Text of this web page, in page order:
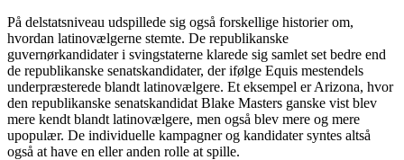
På delstatsniveau udspillede sig også forskellige historier om,
hvordan latinovælgerne stemte. De republikanske
guvernørkandidater i svingstaterne klarede sig samlet set bedre end
de republikanske senatskandidater, der ifølge Equis mestendels
underpræsterede blandt latinovælgere. Et eksempel er Arizona, hvor
den republikanske senatskandidat Blake Masters ganske vist blev
mere kendt blandt latinovælgere, men også blev mere og mere
upopulær. De individuelle kampagner og kandidater syntes altså
også at have en eller anden rolle at spille.